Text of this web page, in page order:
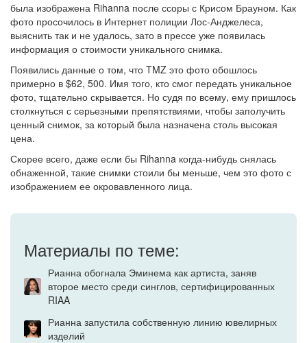
была изображена Rihanna после ссоры с Крисом Брауном. Как
фото просочилось в Интернет полиции Лос-Анджелеса,
выяснить так и не удалось, зато в прессе уже появилась
информация о стоимости уникального снимка.
Появились данные о том, что TMZ это фото обошлось
примерно в $62, 500. Имя того, кто смог передать уникальное
фото, тщательно скрывается. Но судя по всему, ему пришлось
столкнуться с серьезными препятствиями, чтобы заполучить
ценный снимок, за который была назначена столь высокая
цена.
Скорее всего, даже если бы Rihanna когда-нибудь снялась
обнаженной, такие снимки стоили бы меньше, чем это фото с
изображением ее окровавленного лица.
Материалы по теме:
Рианна обогнала Эминема как артиста, заняв
второе место среди синглов, сертифицированных
RIAA
Рианна запустила собственную линию ювелирных
изделий